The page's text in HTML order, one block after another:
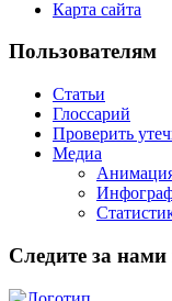
Карта сайта
Пользователям
Статьи
Глоссарий
Проверить
Медиа
Следите за